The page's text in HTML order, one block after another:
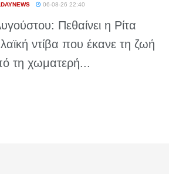
06-08-26 22:40
Πεθαίνει η Ρίτα
ντίβα που έκανε τη ζωή
τη χωματερή...